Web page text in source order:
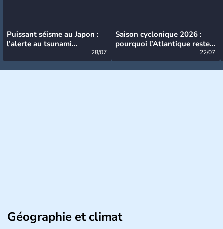
Puissant séisme au Japon :
l’alerte au tsunami
28/07
Saison cyclonique 2026 :
pourquoi l’Atlantique reste
22/07
Géographie et climat